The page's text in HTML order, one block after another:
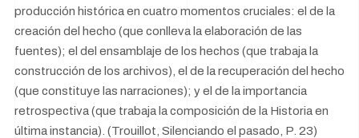
producción histórica en cuatro momentos cruciales: el de la
creación del hecho (que conlleva la elaboración de las
fuentes); el del ensamblaje de los hechos (que trabaja la
construcción de los archivos), el de la recuperación del hecho
(que constituye las narraciones); y el de la importancia
retrospectiva (que trabaja la composición de la Historia en
última instancia). (Trouillot, Silenciando el pasado, P. 23)